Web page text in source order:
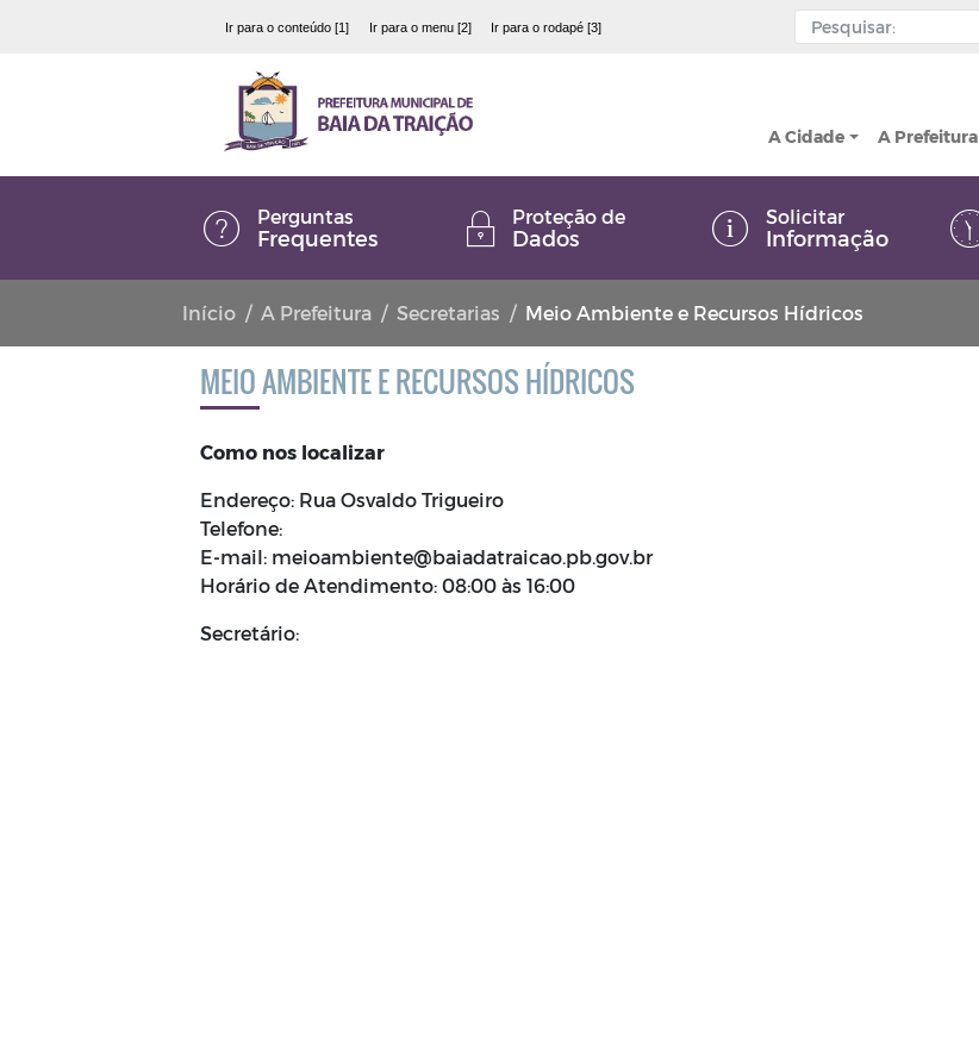
Ir para o conteúdo [1] Ir para o menu [2] Ir para o rodapé [3]
A Cidade A Prefeitura
Perguntas
Frequentes
Proteção de
Dados
Solicitar
Informação
Início A Prefeitura Secretarias Meio Ambiente e Recursos Hídricos
MEIO AMBIENTE E RECURSOS HÍDRICOS
Como nos localizar
Endereço: Rua Osvaldo Trigueiro
Telefone:
E-mail: meioambiente@baiadatraicao.pb.gov.br
Horário de Atendimento: 08:00 às 16:00
Secretário: